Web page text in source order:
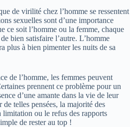
de virilité chez l’homme se ressentent
sexuelles sont d’une importance
ce soit l’homme ou la femme, chaque
bien satisfaire l’autre. L’homme
plus à bien pimenter les nuits de sa
de l’homme, les femmes peuvent
prennent ce problème pour un
d’une amante dans la vie de leur
telles pensées, la majorité des
limitation ou le refus des rapports
de rester au top !